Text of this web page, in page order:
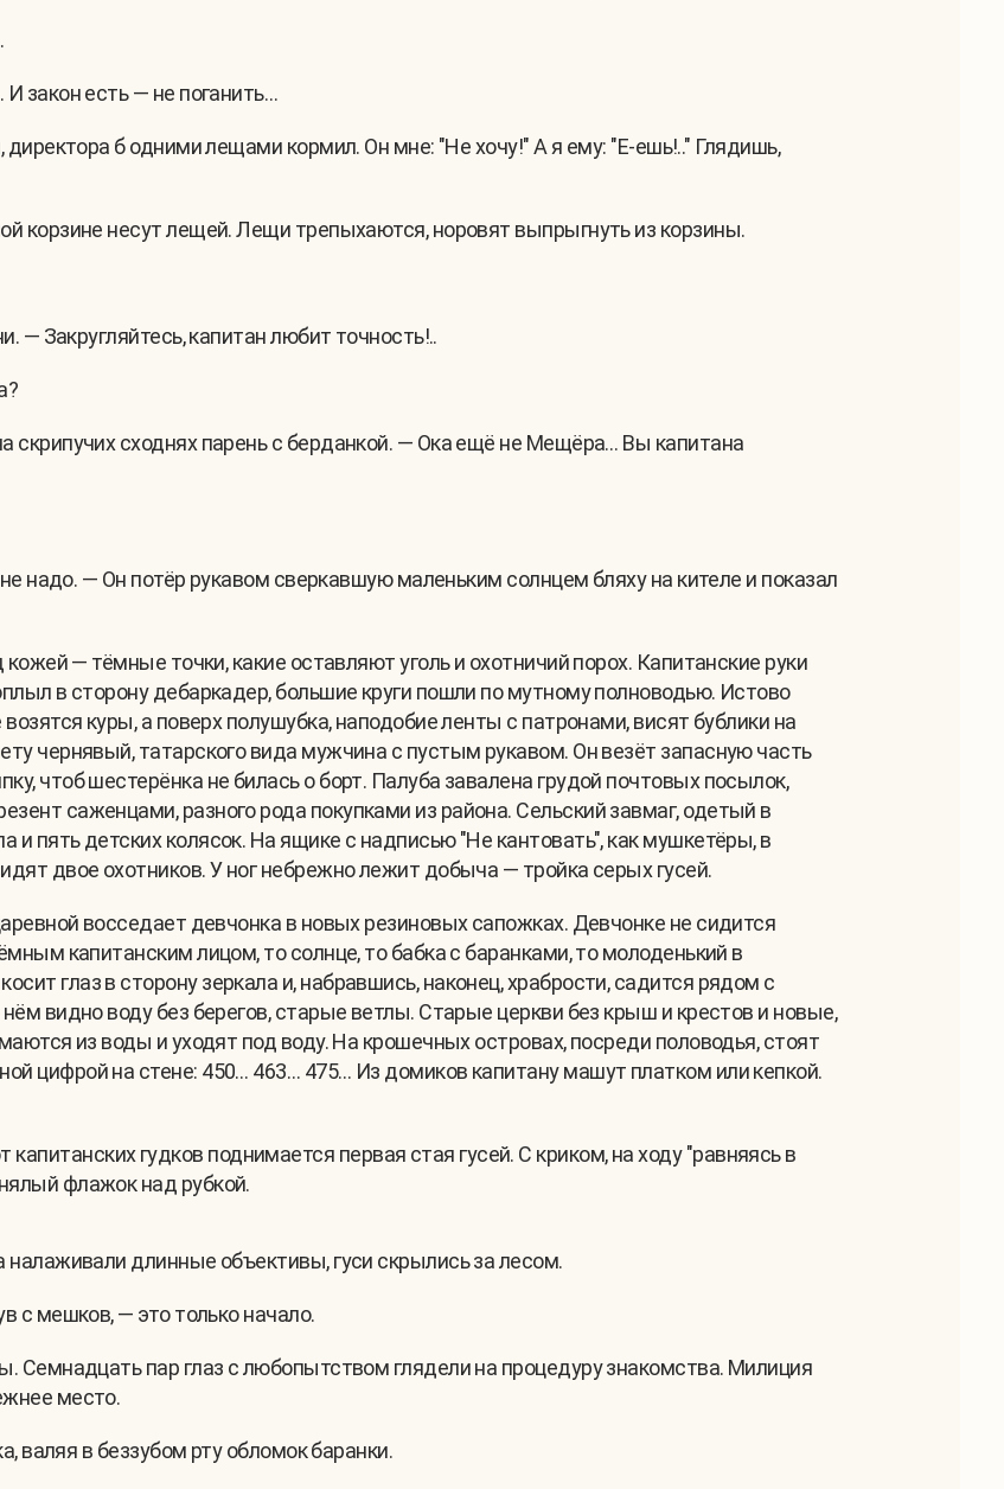
закон есть — не поганить…
директора б одними лещами кормил. Он мне: "Не хочу!" А я ему: "Е-ешь!.." Глядишь,
корзине несут лещей. Лещи трепыхаются, норовят выпрыгнуть из корзины.
— Закругляйтесь, капитан любит точность!..
сходнях парень с берданкой. — Ока ещё не Мещёра… Вы капитана
надо. — Он потёр рукавом сверкавшую маленьким солнцем бляху на кителе и показал
— тёмные точки, какие оставляют уголь и охотничий порох. Капитанские руки
в сторону дебаркадер, большие круги пошли по мутному полноводью. Истово
куры, а поверх полушубка, наподобие ленты с патронами, висят бублики на
чернявый, татарского вида мужчина с пустым рукавом. Он везёт запасную часть
чтоб шестерёнка не билась о борт. Палуба завалена грудой почтовых посылок,
саженцами, разного рода покупками из района. Сельский завмаг, одетый в
пять детских колясок. На ящике с надписью "Не кантовать", как мушкетёры, в
двое охотников. У ног небрежно лежит добыча — тройка серых гусей.
восседает девчонка в новых резиновых сапожках. Девчонке не сидится
капитанским лицом, то солнце, то бабка с баранками, то молоденький в
глаз в сторону зеркала и, набравшись, наконец, храбрости, садится рядом с
видно воду без берегов, старые ветлы. Старые церкви без крыш и крестов и новые,
из воды и уходят под воду. На крошечных островах, посреди половодья, стоят
цифрой на стене: 450… 463… 475… Из домиков капитану машут платком или кепкой.
гудков поднимается первая стая гусей. С криком, на ходу "равняясь в
флажок над рубкой.
длинные объективы, гуси скрылись за лесом.
с мешков, — это только начало.
Семнадцать пар глаз с любопытством глядели на процедуру знакомства. Милиция
место.
валяя в беззубом рту обломок баранки.